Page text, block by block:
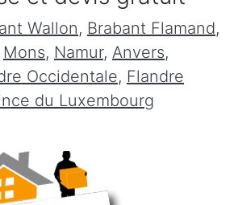
Wallon, Brabant Flamand,
Mons, Namur, Anvers,
Occidentale, Flandre
du Luxembourg